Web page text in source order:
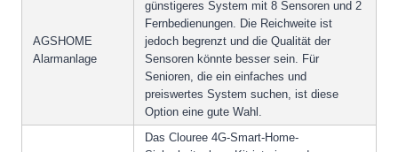
AGSHOME
Alarmanlage
günstigeres System mit 8 Sensoren und 2
Fernbedienungen. Die Reichweite ist
jedoch begrenzt und die Qualität der
Sensoren könnte besser sein. Für
Senioren, die ein einfaches und
preiswertes System suchen, ist diese
Option eine gute Wahl.
Das Clouree 4G-Smart-Home-